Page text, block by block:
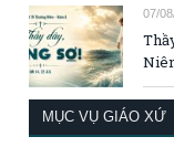
07/
MỤC VỤ GIÁO XỨ